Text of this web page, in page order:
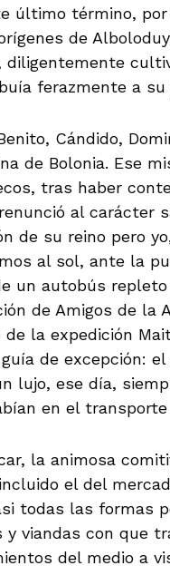
último término,
de
diligentemente
ferazmente a
Cándido,
de Bolonia. Ese
tras haber
al carácter
de su reino pero
al sol, ante la
un autobús
de Amigos de la
la expedición
guía de excepción:
lujo, ese día,
en el
la animosa
el del
todas las formas
viandas con que
del medio a